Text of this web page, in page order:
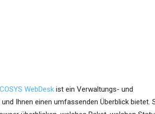
COSYS WebDesk ist ein Verwaltungs- und
Ihnen einen umfassenden Überblick bietet.